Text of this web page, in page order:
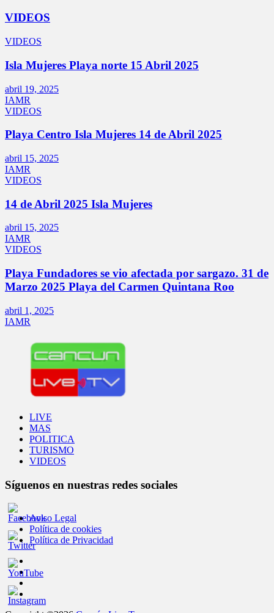
VIDEOS
VIDEOS
Isla Mujeres Playa norte 15 Abril 2025
abril 19, 2025
IAMR
VIDEOS
Playa Centro Isla Mujeres 14 de Abril 2025
abril 15, 2025
IAMR
VIDEOS
14 de Abril 2025 Isla Mujeres
abril 15, 2025
IAMR
VIDEOS
Playa Fundadores se vio afectada por sargazo. 31 de
Marzo 2025 Playa del Carmen Quintana Roo
abril 1, 2025
IAMR
LIVE
MAS
POLITICA
TURISMO
VIDEOS
Síguenos en nuestras redes sociales
Aviso Legal
Política de cookies
Política de Privacidad